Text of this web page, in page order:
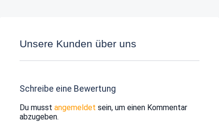
Unsere Kunden über uns
Schreibe eine Bewertung
Du musst angemeldet sein, um einen Kommentar
abzugeben.